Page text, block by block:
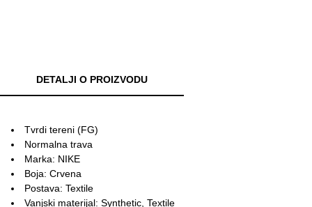
DETALJI O PROIZVODU
Tvrdi tereni (FG)
Normalna trava
Marka: NIKE
Boja: Crvena
Postava: Textile
Vanjski materijal: Synthetic, Textile